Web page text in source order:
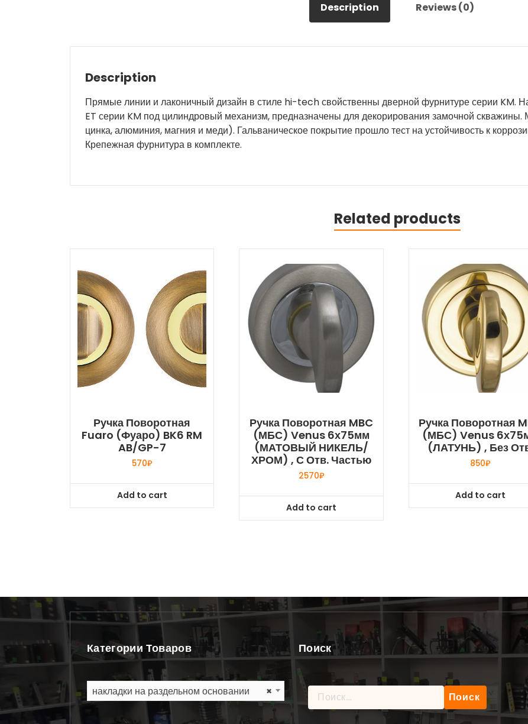
Description Reviews (0)
Description
Прямые линии и лаконичный дизайн в стиле hi-tech свойственны дверной фурнитуре серии KM.
ET серии KM под цилиндровый механизм, предназначены для декорирования замочной скважины.
цинка, алюминия, магния и меди). Гальваническое покрытие прошло тест на устойчивость к
Крепежная фурнитура в комплекте.
Related products
Ручка Поворотная
Fuaro (Фуаро) BK6 RM
AB/GP-7
570₽
Add to cart
Ручка Поворотная MBC
(МБС) Venus 6х75мм
(МАТОВЫЙ НИКЕЛЬ/
ХРОМ) , С Отв. Частью
2570₽
Add to cart
Ручка Поворотная
(МБС) Venus
(ЛАТУНЬ) , Без
850₽
Add to cart
Категории Товаров
×
накладки на раздельном основании
Поиск
Найти: